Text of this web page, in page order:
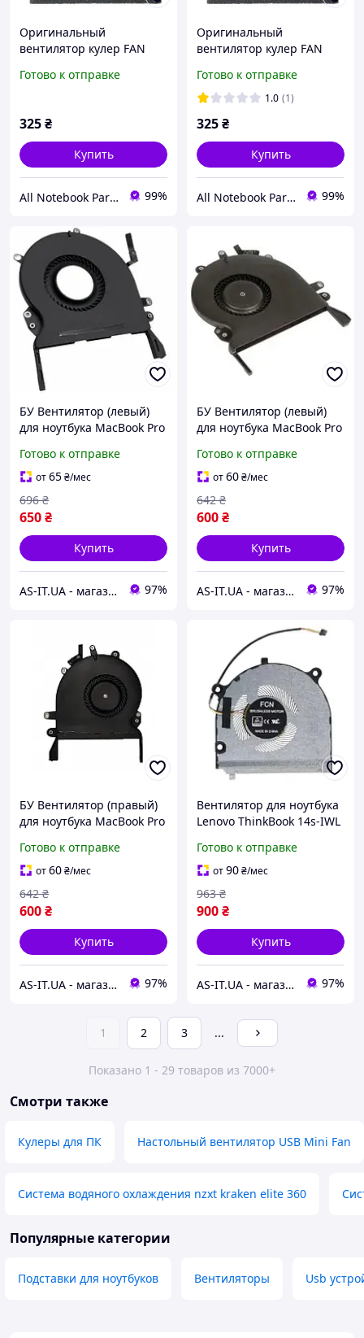
Оригинальный
вентилятор кулер FAN
15-AF - 813946-001
Готово к отправке
325₴
Купить
All Notebook Parts 99%
Оригинальный
вентилятор кулер FAN
15-AY, 15-S - 813946-001
Готово к отправке
1.0 (1)
325₴
Купить
All Notebook Parts 99%
БУ Вентилятор (левый)
для ноутбука MacBook Pro
00353-03/CC120K18C)
Original
Готово к отправке
от65₴/мес
650₴
696 ₴
Купить
AS-IT.UA - магазин бу техніки і сервіс в Києві і по всій Україні 97%
БУ Вентилятор (левый)
для ноутбука MacBook Pro
00204/CC120K14C)
Original
Готово к отправке
от60₴/мес
600₴
642 ₴
Купить
AS-IT.UA - магазин бу техніки і сервіс в Києві і по всій Україні 97%
БУ Вентилятор (правый)
для ноутбука MacBook Pro
B/CC120K13) Original
Готово к отправке
от60₴/мес
600₴
642 ₴
Купить
AS-IT.UA - магазин бу техніки і сервіс в Києві і по всій Україні 97%
Вентилятор для ноутбука
Lenovo ThinkBook 14s-IWL
DFS150305180T,
BL0110401355)
Готово к отправке
от90₴/мес
900₴
963 ₴
Купить
AS-IT.UA - магазин бу техніки і сервіс в Києві і по всій Україні 97%
1 2 3 ...
Показано 1 - 29 товаров из 7000+
Смотри также
Кулеры для ПК Настольный вентилятор USB Mini Fan
Система водяного охлаждения nzxt kraken elite 360
Популярные категории
Подставки для ноутбуков Вентиляторы Usb